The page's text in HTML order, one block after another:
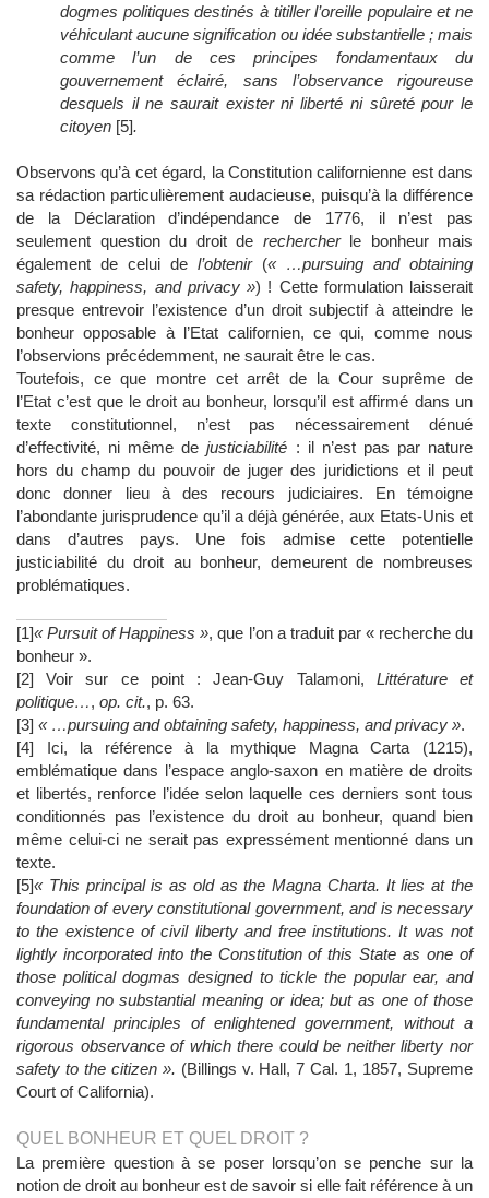
dogmes politiques destinés à titiller l’oreille populaire et ne
véhiculant aucune signification ou idée substantielle ; mais
comme l’un de ces principes fondamentaux du
gouvernement éclairé, sans l’observance rigoureuse
desquels il ne saurait exister ni liberté ni sûreté pour le
citoyen [5].
Observons qu’à cet égard, la Constitution californienne est dans
sa rédaction particulièrement audacieuse, puisqu’à la différence
de la Déclaration d’indépendance de 1776, il n’est pas
seulement question du droit de rechercherle bonheur mais
également de celui de l’obtenir(« …pursuing and obtaining
safety, happiness, and privacy ») ! Cette formulation laisserait
presque entrevoir l’existence d’un droit subjectif à atteindre le
bonheur opposable à l’Etat californien, ce qui, comme nous
l’observions précédemment, ne saurait être le cas.
Toutefois, ce que montre cet arrêt de la Cour suprême de
l’Etat c’est que le droit au bonheur, lorsqu’il est affirmé dans un
texte constitutionnel, n’est pas nécessairement dénué
d’effectivité, ni même dejusticiabilité : il n’est pas par nature
hors du champ du pouvoir de juger des juridictions et il peut
donc donner lieu à des recours judiciaires. En témoigne
l’abondante jurisprudence qu’il a déjà générée, aux Etats-Unis et
dans d’autres pays. Une fois admise cette potentielle
justiciabilité du droit au bonheur, demeurent de nombreuses
problématiques.
[1]« Pursuit of Happiness », que l’on a traduit par « recherche du
bonheur ».
[2] Voir sur ce point : Jean-Guy Talamoni, Littérature et
politique…, op. cit., p. 63.
[3] « …pursuing and obtaining safety, happiness, and privacy ».
[4] Ici, la référence à la mythique Magna Carta (1215),
emblématique dans l’espace anglo-saxon en matière de droits
et libertés, renforce l’idée selon laquelle ces derniers sont tous
conditionnés pas l’existence du droit au bonheur, quand bien
même celui-ci ne serait pas expressément mentionné dans un
texte.
[5]« This principal is as old as the Magna Charta. It lies at the
foundation of every constitutional government, and is necessary
to the existence of civil liberty and free institutions. It was not
lightly incorporated into the Constitution of this State as one of
those political dogmas designed to tickle the popular ear, and
conveying no substantial meaning or idea;but as one of those
fundamental principles of enlightened government, without a
rigorous observance of which there could be neither liberty nor
safety to the citizen ». (Billings v. Hall, 7 Cal. 1, 1857, Supreme
Court of California).
QUEL BONHEUR ET QUEL DROIT ?
La première question à se poser lorsqu’on se penche sur la
notion de droit au bonheur est de savoir si elle fait référence à un